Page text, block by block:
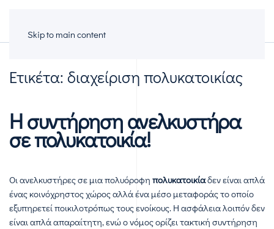
Skip to main content
Ετικέτα: διαχείριση πολυκατοικίας
Η συντήρηση ανελκυστήρα
σε πολυκατοικία!
Οι ανελκυστήρες σε μια πολυόροφη πολυκατοικίαδεν είναι απλά
ένας κοινόχρηστος χώρος αλλά ένα μέσο μεταφοράς το οποίο
εξυπηρετεί ποικιλοτρόπως τους ενοίκους. Η ασφάλεια λοιπόν δεν
είναι απλά απαραίτητη, ενώ ο νόμος ορίζει τακτική συντήρηση